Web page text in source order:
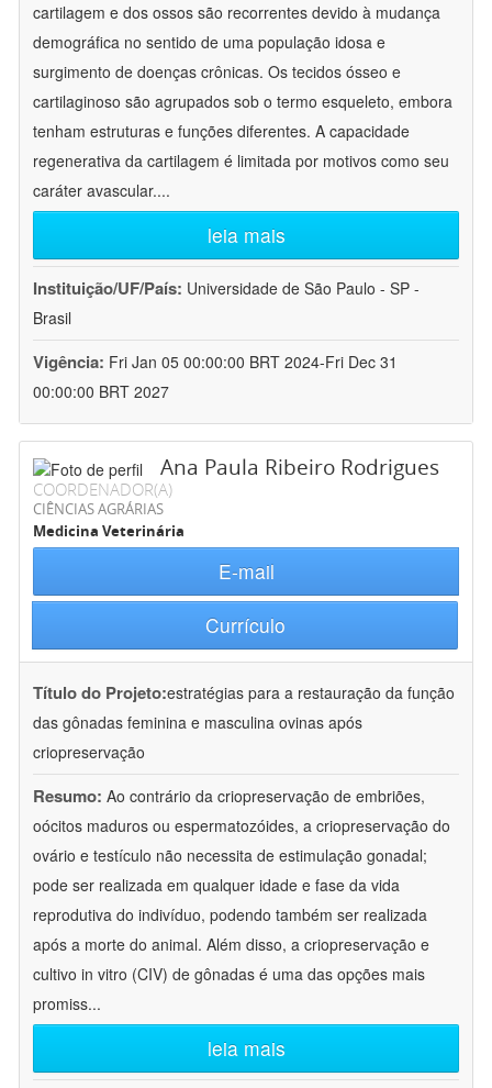
cartilagem e dos ossos são recorrentes devido à mudança
demográfica no sentido de uma população idosa e
surgimento de doenças crônicas. Os tecidos ósseo e
cartilaginoso são agrupados sob o termo esqueleto, embora
tenham estruturas e funções diferentes. A capacidade
regenerativa da cartilagem é limitada por motivos como seu
caráter avascular....
leia mais
Instituição/UF/País: Universidade de São Paulo - SP -
Brasil
Vigência: Fri Jan 05 00:00:00 BRT 2024-Fri Dec 31
00:00:00 BRT 2027
Ana Paula Ribeiro Rodrigues
COORDENADOR(A)
CIÊNCIAS AGRÁRIAS
Medicina Veterinária
E-mail
Currículo
Título do Projeto:estratégias para a restauração da função
das gônadas feminina e masculina ovinas após
criopreservação
Resumo: Ao contrário da criopreservação de embriões,
oócitos maduros ou espermatozóides, a criopreservação do
ovário e testículo não necessita de estimulação gonadal;
pode ser realizada em qualquer idade e fase da vida
reprodutiva do indivíduo, podendo também ser realizada
após a morte do animal. Além disso, a criopreservação e
cultivo in vitro (CIV) de gônadas é uma das opções mais
promiss...
leia mais